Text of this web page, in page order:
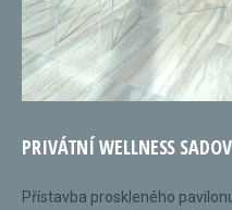
PRIVÁTNÍ WELLNESS
Přístavba proskleného